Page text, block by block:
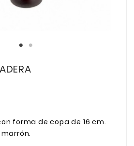
forma de copa de 16 cm.